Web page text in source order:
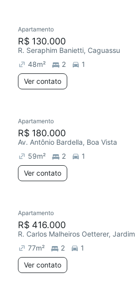
Redecorar
Apartamento
R$ 130.000
R. Seraphim Banietti, Caguassu
48m² 2
1
Ver contato
Apartamento
R$ 180.000
Av. Antônio Bardella, Boa Vista
59m² 2
1
Ver contato
Chegou há 4 dias
Apartamento
R$ 416.000
R. Carlos Malheiros Oetterer,
77m² 2
1
Ver contato